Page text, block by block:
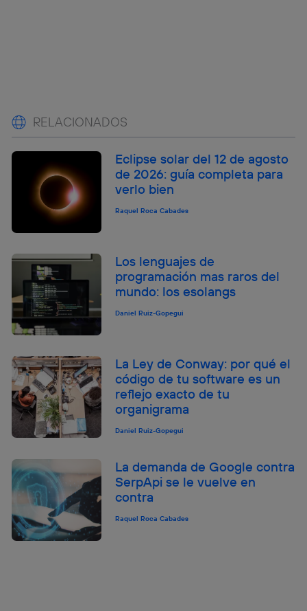
RELACIONADOS
Eclipse solar del 12 de agosto
de 2026: guía completa para
verlo bien
Raquel Roca Cabades
Los lenguajes de
programación mas raros del
mundo: los esolangs
Daniel Ruiz-Gopegui
La Ley de Conway: por qué el
código de tu software es un
reflejo exacto de tu
organigrama
Daniel Ruiz-Gopegui
La demanda de Google contra
SerpApi se le vuelve en
contra
Raquel Roca Cabades